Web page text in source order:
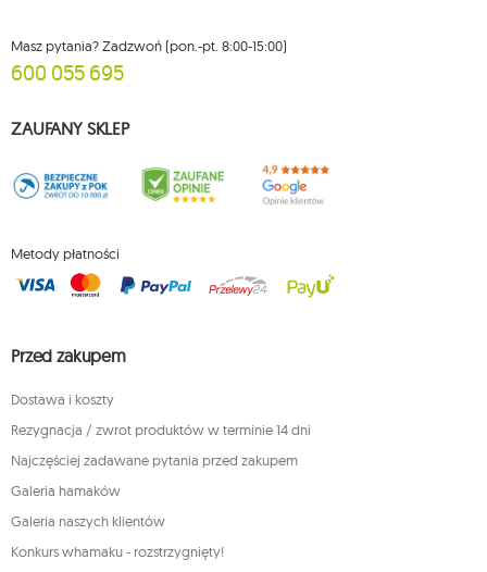
Masz pytania? Zadzwoń (pon.-pt. 8:00-15:00)
600 055 695
ZAUFANY SKLEP
Metody płatności
Przed zakupem
Dostawa i koszty
Rezygnacja / zwrot produktów w terminie 14 dni
Najczęściej zadawane pytania przed zakupem
Galeria hamaków
Galeria naszych klientów
Konkurs whamaku - rozstrzygnięty!